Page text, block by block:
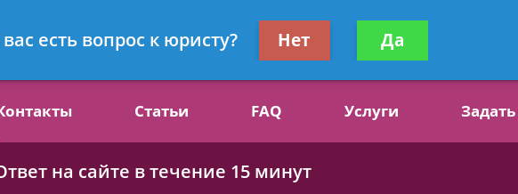
специалист по алиментам
Получите консультацию
бесплатно
Статьи FAQ Услуги
на сайте в течение 15 минут
есть вопрос к юристу? Нет Да